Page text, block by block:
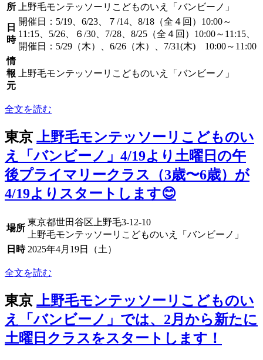
所
上野毛モンテッソーリこどものいえ「バンビーノ」
日
時
開催日：5/19、6/23、７/14、8/18（全４回）10:00～
11:15、5/26、６/30、7/28、8/25（全４回）10:00～11:15、
開催日：5/29（木）、6/26（木）、7/31(木) 10:00～11:00
情
報
元
上野毛モンテッソーリこどものいえ「バンビーノ」
全文を読む
東京 上野毛モンテッソーリこどものい
え「バンビーノ」4/19より土曜日の午
後プライマリークラス（3歳〜6歳）が
4/19よりスタートします😊
場所
東京都世田谷区上野毛3-12-10
上野毛モンテッソーリこどものいえ「バンビーノ」
日時 2025年4月19日（土）
全文を読む
東京 上野毛モンテッソーリこどものい
え「バンビーノ」では、2月から新たに
土曜日クラスをスタートします！